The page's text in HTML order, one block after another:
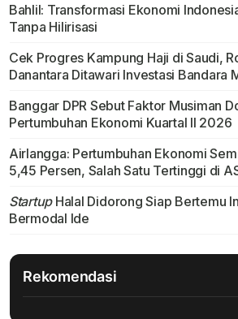
Bahlil: Transformasi Ekonomi
Tanpa Hilirisasi
Cek Progres Kampung Haji di Saudi,
Danantara Ditawari Investasi Bandara
Banggar DPR Sebut Faktor Musiman
Pertumbuhan Ekonomi Kuartal II 2026
Airlangga: Pertumbuhan Ekonomi
5,45 Persen, Salah Satu Tertinggi di
StartupHalal Didorong Siap Bertemu
Bermodal Ide
Rekomendasi